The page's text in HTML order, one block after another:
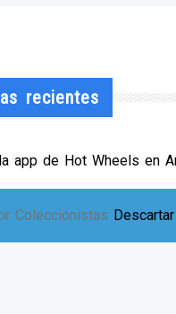
Coleccionistas Descartar
recientes
app de Hot Wheels en